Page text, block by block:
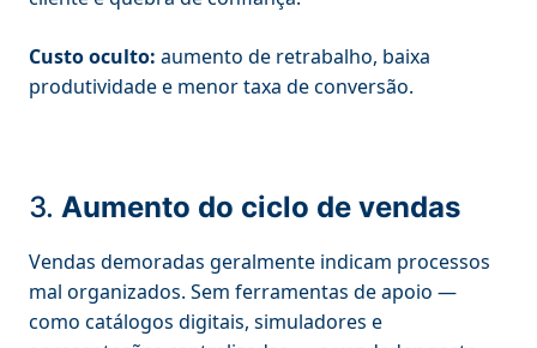
Custo oculto: aumento de retrabalho, baixa
produtividade e menor taxa de conversão.
3. Aumento do ciclo de vendas
Vendas demoradas geralmente indicam processos
mal organizados. Sem ferramentas de apoio —
como catálogos digitais, simuladores e